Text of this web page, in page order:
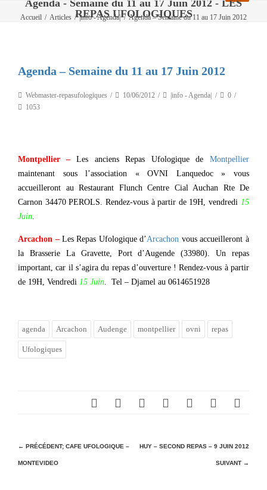
Agenda - Semaine du 11 au 17 Juin 2012 - LES
REPAS UFOLOGIQUES
Accueil / Articles / |info - Agenda| / Agenda – Semaine du 11 au 17 Juin 2012
Agenda – Semaine du 11 au 17 Juin 2012
Webmaster-repasufologiques 10/06/2012 |info - Agenda|
0
1053
Montpellier – Les anciens Repas Ufologique de Montpellier
maintenant sous l’association « OVNI Lanquedoc » vous
accueilleront au Restaurant Flunch Centre Cial Auchan Rte De
Carnon 34470 PEROLS. Rendez-vous à partir de 19H, vendredi 15
Juin.
Arcachon – Les Repas Ufologique d’Arcachon vous accueilleront à
la Brasserie La Gravette, Port d’Augende (33980). Un repas
important, car il s’agira du repas d’ouverture ! Rendez-vous à partir
de 19H, Vendredi 15 Juin. Tel – Djamel au 0614651928
agenda Arcachon Audenge montpellier ovni repas
Ufologiques
N
a
← PRÉCÉDENT; CAFE UFOLOGIQUE –
MONTEVIDEO
HUY – SECOND REPAS – 9 JUIN 2012
SUIVANT →